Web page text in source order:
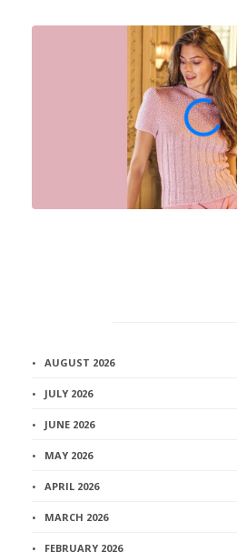
AUGUST 2026
JULY 2026
JUNE 2026
MAY 2026
APRIL 2026
MARCH 2026
FEBRUARY 2026